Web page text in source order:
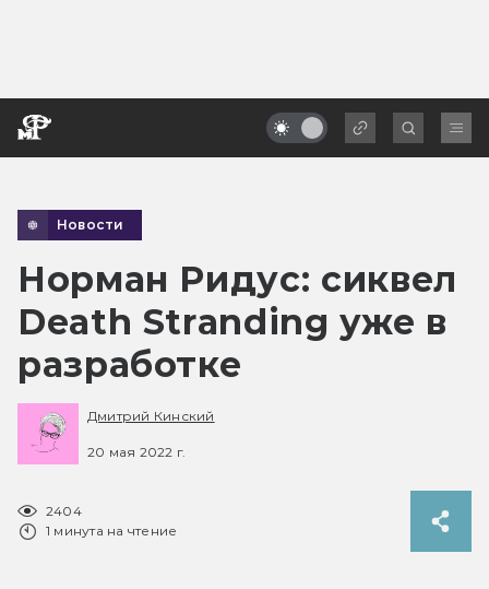
Новости
Норман Ридус: сиквел
Death Stranding уже в
разработке
Дмитрий Кинский
20 мая 2022 г.
2404
1 минута на чтение